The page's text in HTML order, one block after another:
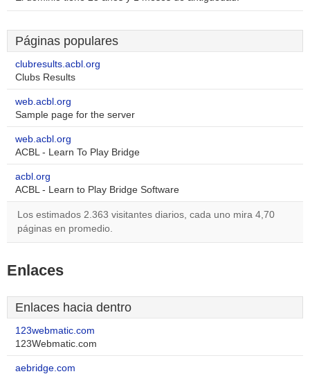
Páginas populares
clubresults.acbl.org
Clubs Results
web.acbl.org
Sample page for the server
web.acbl.org
ACBL - Learn To Play Bridge
acbl.org
ACBL - Learn to Play Bridge Software
Los estimados 2.363 visitantes diarios, cada uno mira 4,70
páginas en promedio.
Enlaces
Enlaces hacia dentro
123webmatic.com
123Webmatic.com
aebridge.com